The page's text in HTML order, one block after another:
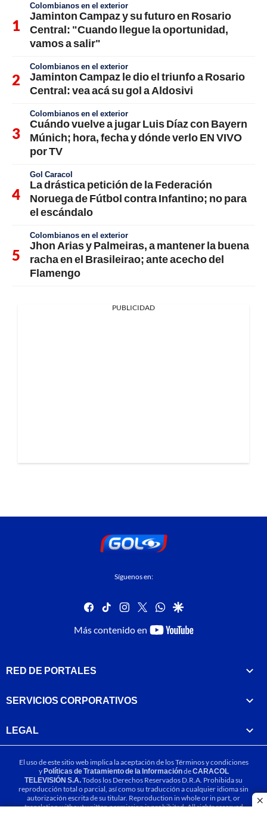
Colombianos en el exterior
Jaminton Campaz y su futuro en Rosario
Central: "Cuando llegue la oportunidad,
vamos a salir"
Colombianos en el exterior
Jaminton Campaz le dio el triunfo a Rosario
Central: vea acá su gol a Aldosivi
Colombianos en el exterior
Cuándo vuelve a jugar Luis Díaz con Bayern
Múnich; hora, fecha y dónde verlo EN VIVO
por TV
Gol Caracol
La drástica petición de la Federación
Noruega de Fútbol contra Infantino; no para
el escándalo
Colombianos en el exterior
Jhon Arias y Palmeiras, a mantener la buena
racha en el Brasileirao; ante acecho del
Flamengo
PUBLICIDAD
Síguenos en:
facebook
tiktok instagram
twitterwhatsapp
google
Más contenido en
youtube-
RED DE PORTALES
SERVICIOS CORPORATIVOS
LEGAL
El uso de este sitio web implica la aceptación de losTérminos y condiciones
yPolíticas de Tratamiento de la InformacióndeCARACOL
TELEVISIÓN S.A.Todos los Derechos Reservados D.R.A. Prohibida su
reproducción total o parcial, así como su traducción a cualquier idioma sin
autorización escrita de su titular. Reproduction in whole or in part, or
translation without written permission is prohibited. All rights reserved